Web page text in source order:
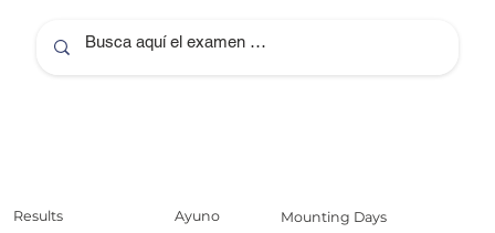
Results Mounting Days
Ayuno